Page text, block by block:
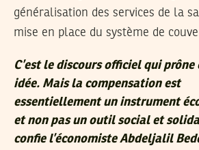
généralisation des services de la
mise en place du système de
C’est le discours officiel qui prône
idée. Mais la compensation est
essentiellement un instrument
et non pas un outil social et
confie l’économiste Abdeljalil